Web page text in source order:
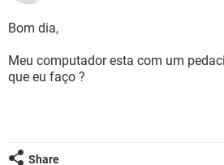
GUIA DE COMPRAS
INSTAGRAM
CELULAR
OUTLOOK
INSTAGRAM GMAIL
JOGOS
OUTLOOK
Bom dia,
Meu computador esta com um
que eu faço ?
Share